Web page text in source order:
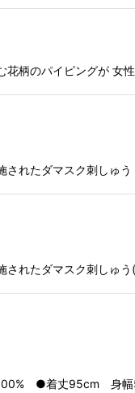
柄のパイピングが
に施されたダマスク
されたダマスク刺
100% ●着丈95cm 身